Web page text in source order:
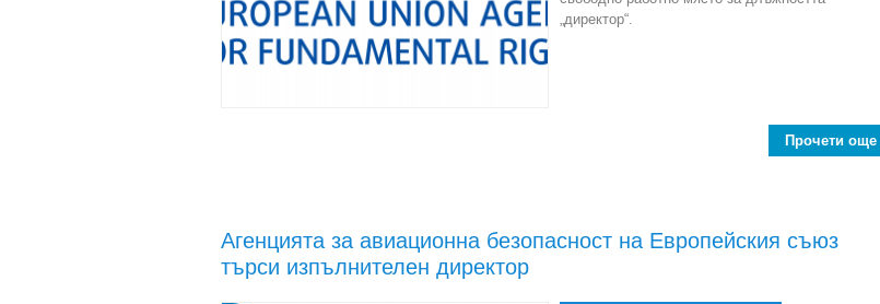
„директор“.
Прочети още
Агенцията за авиационна безопасност на Европейския съюз
търси изпълнителен директор